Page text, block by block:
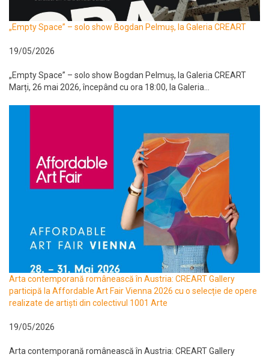
„Empty Space” – solo show Bogdan Pelmuș, la Galeria CREART
19/05/2026
„Empty Space” – solo show Bogdan Pelmuș, la Galeria CREART
Marți, 26 mai 2026, începând cu ora 18:00, la Galeria...
Arta contemporană românească în Austria: CREART Gallery
participă la Affordable Art Fair Vienna 2026 cu o selecție de opere
realizate de artiști din colectivul 1001 Arte
19/05/2026
Arta contemporană românească în Austria: CREART Gallery